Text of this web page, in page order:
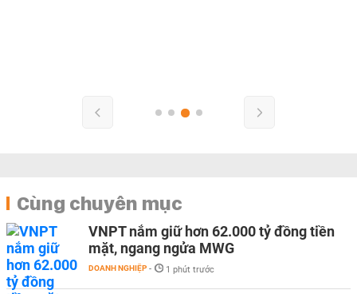
Cùng chuyên mục
VNPT nắm giữ hơn 62.000 tỷ đồng tiền
mặt, ngang ngửa MWG
DOANH NGHIỆP - 1 phút trước